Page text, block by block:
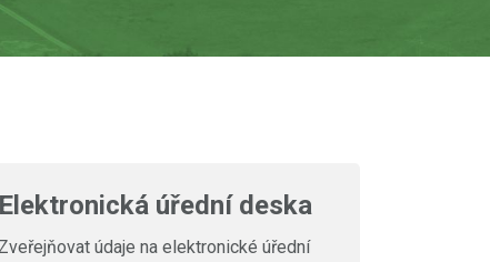
Elektronická úřední deska
Zveřejňovat údaje na elektronické úřední